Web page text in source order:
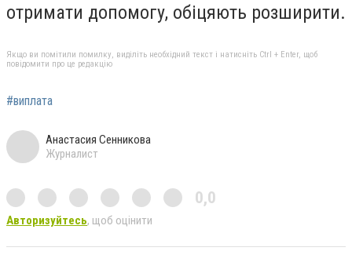
отримати допомогу, обіцяють розширити.
Якщо ви помітили помилку, виділіть необхідний текст і натисніть Ctrl + Enter, щоб
повідомити про це редакцію
#виплата
Анастасия Сенникова
Журналист
0,0
Авторизуйтесь, щоб оцінити